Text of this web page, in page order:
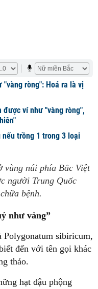
ròng": Hoá ra là vị
được ví như "vàng ròng",
trồng 1 trong 3 loại
vùng núi phía Bắc Việt
người Trung Quốc
bệnh.
như vàng”
Polygonatum sibiricum,
đến với tên gọi khác
thảo.
hạt đậu phộng